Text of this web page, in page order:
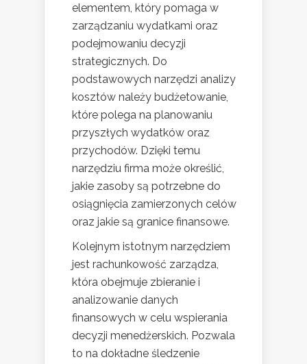
elementem, który pomaga w
zarządzaniu wydatkami oraz
podejmowaniu decyzji
strategicznych. Do
podstawowych narzędzi analizy
kosztów należy budżetowanie,
które polega na planowaniu
przyszłych wydatków oraz
przychodów. Dzięki temu
narzędziu firma może określić,
jakie zasoby są potrzebne do
osiągnięcia zamierzonych celów
oraz jakie są granice finansowe.
Kolejnym istotnym narzędziem
jest rachunkowość zarządza,
która obejmuje zbieranie i
analizowanie danych
finansowych w celu wspierania
decyzji menedżerskich. Pozwala
to na dokładne śledzenie